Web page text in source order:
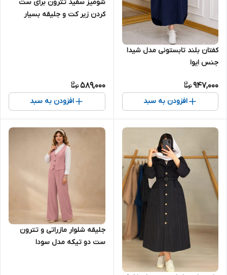
کفتان بلند تابستونی مدل شیدا
جنس ایوا
947,000
افزودن به سبد
شومیز سفید تترون برای ست
کردن زیر کت و جلیقه بسیار
589,000
افزودن به سبد
جلیقه شلوار مازراتی و تترون
ست دو تیکه مدل سودا